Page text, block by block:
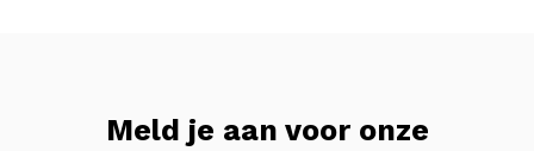
Meld je aan voor onze